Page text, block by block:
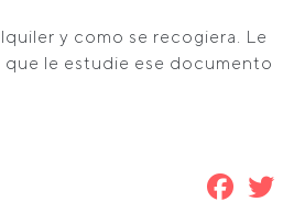
y como se recogiera. Le
le estudie ese documento